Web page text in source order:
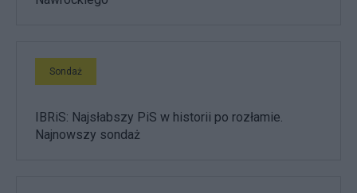
Sondaż
IBRiS: Najsłabszy PiS w historii po rozłamie.
Najnowszy sondaż